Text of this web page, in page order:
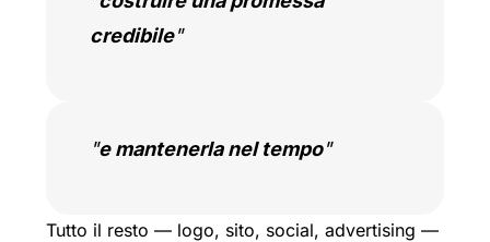
credibile
e mantenerla nel tempo
Tutto il resto — logo, sito, social, advertising —